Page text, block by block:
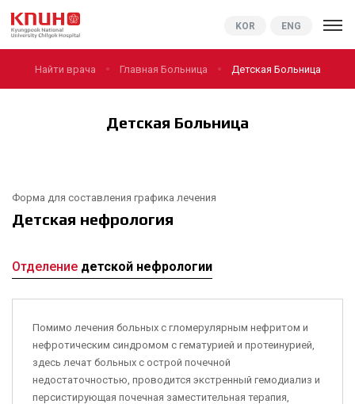
KNUCH
KOR ENG
Найти врача Главная Больница Детская Больница
Детская Больница
Форма для составления графика лечения
Детская нефрология
Отделение детской нефрологии
Помимо лечения больных с гломерулярным нефритом и
нефротическим синдромом с гематурией и протеинурией,
здесь лечат больных с острой почечной
недостаточностью, проводится экстренный гемодиализ и
персистирующая почечная заместительная терапия,